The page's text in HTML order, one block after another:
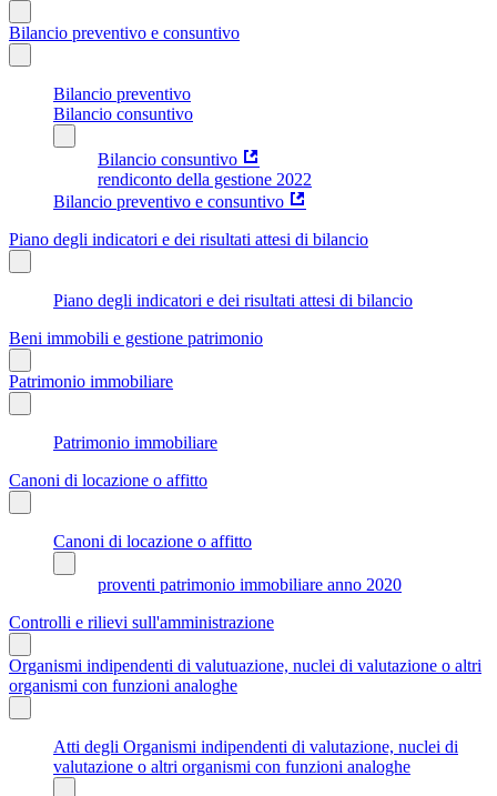
Bilancio preventivo e consuntivo
Bilancio preventivo
Bilancio consuntivo
Bilancio consuntivo
rendiconto della gestione 2022
Bilancio preventivo e consuntivo
Piano degli indicatori e dei risultati attesi di bilancio
Piano degli indicatori e dei risultati attesi di bilancio
Beni immobili e gestione patrimonio
Patrimonio immobiliare
Patrimonio immobiliare
Canoni di locazione o affitto
Canoni di locazione o affitto
proventi patrimonio immobiliare anno 2020
Controlli e rilievi sull'amministrazione
Organismi indipendenti di valutuazione, nuclei di valutazione o altri
organismi con funzioni analoghe
Atti degli Organismi indipendenti di valutazione, nuclei di
valutazione o altri organismi con funzioni analoghe